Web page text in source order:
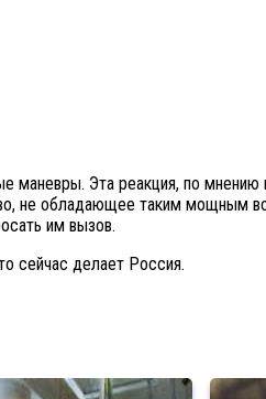
Эта реакция, по мнению
не обладающее таким мощным
им вызов.
сейчас делает Россия.